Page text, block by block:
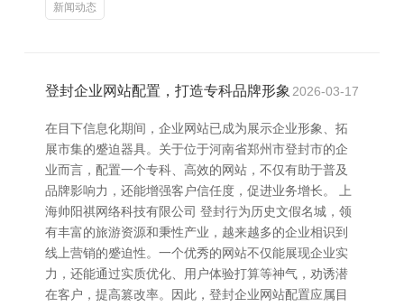
新闻动态
登封企业网站配置，打造专科品牌形象 2026-03-17
在目下信息化期间，企业网站已成为展示企业形象、拓
展市集的蹙迫器具。关于位于河南省郑州市登封市的企
业而言，配置一个专科、高效的网站，不仅有助于普及
品牌影响力，还能增强客户信任度，促进业务增长。 上
海帅阳祺网络科技有限公司 登封行为历史文假名城，领
有丰富的旅游资源和秉性产业，越来越多的企业相识到
线上营销的蹙迫性。一个优秀的网站不仅能展现企业实
力，还能通过实质优化、用户体验打算等神气，劝诱潜
在客户，提高篡改率。因此，登封企业网站配置应属目